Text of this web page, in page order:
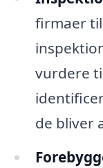
firmaer
vurdere
de bliver